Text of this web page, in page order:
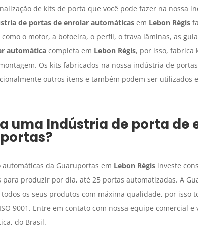
de kits de porta que você pode fazer na nossa
de portas de enrolar automáticasem Lebon Régis
o motor, a botoeira, o perfil, o trava lâminas, as
automáticacompleta em Lebon Régis, por isso, fabrica
Os kits fabricados na nossa indústria de
outros itens e também podem ser utilizados
uma Indústria de porta
da Guaruportas em Lebon Régisinveste
produzir por dia, até 25 portas automatizadas. A
os seus produtos com máxima qualidade, por isso
9001. Entre em contato com nossa equipe comercial
do Brasil.